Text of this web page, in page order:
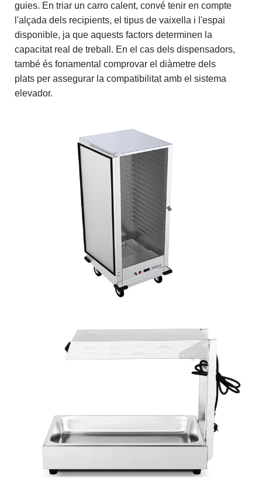
guies. En triar un carro calent, convé tenir en compte
l'alçada dels recipients, el tipus de vaixella i l'espai
disponible, ja que aquests factors determinen la
capacitat real de treball. En el cas dels dispensadors,
també és fonamental comprovar el diàmetre dels
plats per assegurar la compatibilitat amb el sistema
elevador.